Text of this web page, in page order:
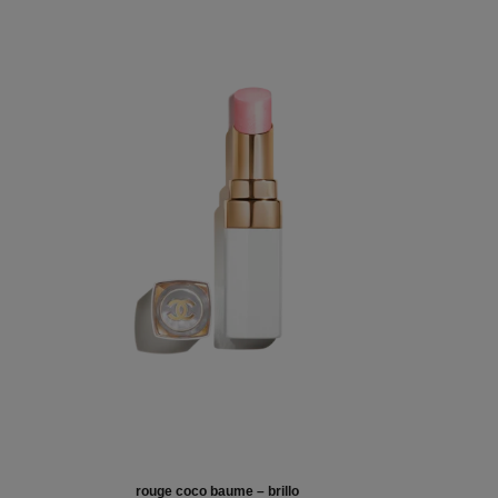
rouge coco baume – brillo